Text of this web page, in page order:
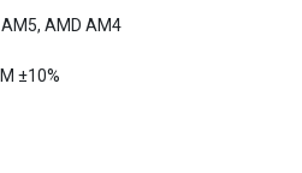
AMD AM4
±10%